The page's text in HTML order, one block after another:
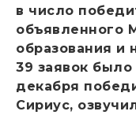
в число
объявленного
образования и
39 заявок
декабря
Сириус,